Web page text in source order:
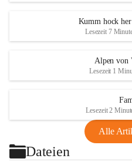
Kumm hock
Lesezeit 7
Alpen von
Lesezeit 1
Lesezeit 2
Alle
Dateien